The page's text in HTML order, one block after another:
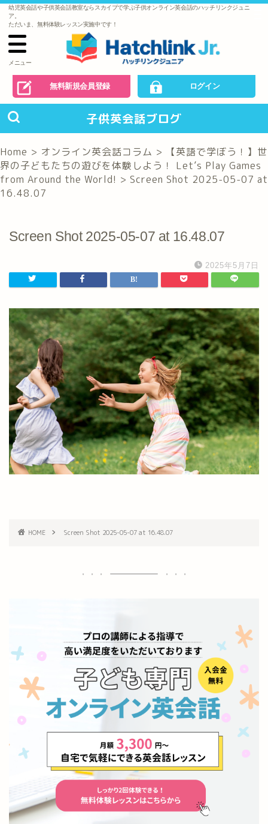
幼児英会話や子供英会話教室ならスカイプで学ぶ子供オンライン英会話のハッチリンクジュニ
ア。
ただいま、無料体験レッスン実施中です！
メニュー
無料新規会員登録 ログイン
子供英会話ブログ
Home > オンライン英会話コラム >
【英語で学ぼう！】世
界の子どもたちの遊びを体験しよう！ Let’s Play Games
from Around the World! > Screen Shot 2025-05-07 at
16.48.07
Screen Shot 2025-05-07 at 16.48.07
2025年5月7日
HOME Screen Shot 2025-05-07 at 16.48.07